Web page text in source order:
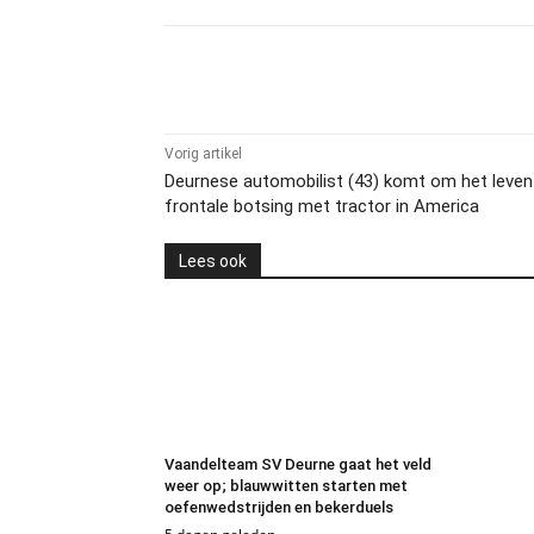
Vorig artikel
Deurnese automobilist (43) komt om het leven
frontale botsing met tractor in America
Lees ook
Vaandelteam SV Deurne gaat het veld
weer op; blauwwitten starten met
oefenwedstrijden en bekerduels